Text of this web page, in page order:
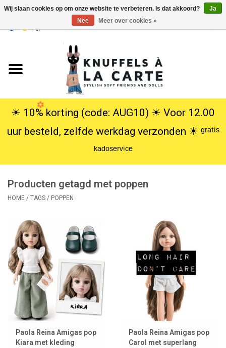
USD
Knuffels
Poppen
SALE
Lookbooks
Merken
☀︎ 10% korting (code: AUG10) ☀︎ Voor 12.00
uur besteld, zelfde werkdag verzonden ☀︎ ᵍʳᵃᵗⁱˢ
ᵏᵃᵈᵒˢᵉʳᵛⁱᶜᵉ
Producten getagd met poppen
HOME / TAGS / POPPEN
Paola Reina Amigas pop
Kiara met kleding
Paola Reina Amigas pop
Carol met superlang
Wij slaan cookies op om onze website te verbeteren. Is dat akkoord?
Ja
Nee
Meer over cookies »